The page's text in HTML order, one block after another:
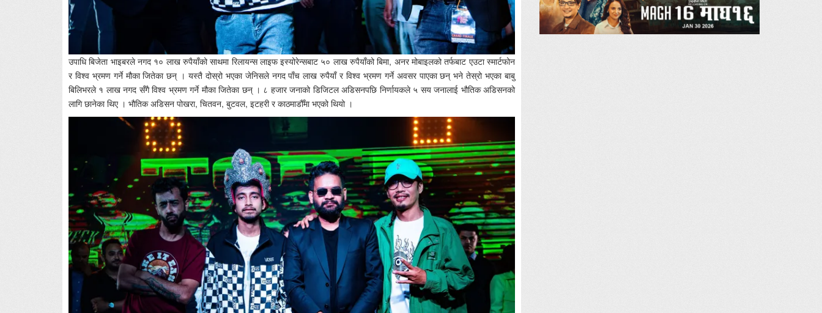
उपाधि बिजेता भाइबरले नगद १० लाख रुपैयाँको साथमा रिलायन्स लाइफ इस्योरेन्सबाट ५० लाख रुपैयाँको बिमा, अनर मोबाइलको तर्फबाट एउटा स्मार्टफोन
र विश्व भ्रमण गर्ने मौका जितेका छन् । यस्तै दोस्रो भएका जेनिसले नगद पाँच लाख रुपैयाँ र विश्व भ्रमण गर्ने अवसर पाएका छन् भने तेस्रो भएका बाबु
बिलिभरले १ लाख नगद सँगै विश्व भ्रमण गर्ने मौका जितेका छन् । ८ हजार जनाको डिजिटल अडिसनपछि निर्णायकले ५ सय जनालाई भौतिक अडिसनको
लागि छानेका थिए । भौतिक अडिसन पोखरा, चितवन, बुटवल, इटहरी र काठमाडौँमा भएको थियो ।